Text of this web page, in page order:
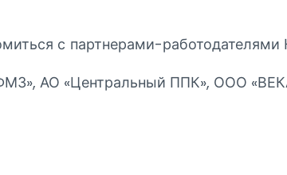
с партнерами-
АО «Центральный ППК», ООО